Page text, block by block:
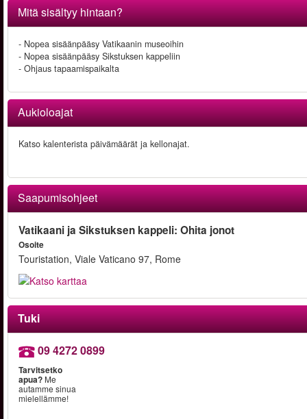
Mitä sisältyy hintaan?
- Nopea sisäänpääsy Vatikaanin museoihin
- Nopea sisäänpääsy Sikstuksen kappeliin
- Ohjaus tapaamispaikalta
Aukioloajat
Katso kalenterista päivämäärät ja kellonajat.
Saapumisohjeet
Vatikaani ja Sikstuksen kappeli: Ohita jonot
Osoite
Touristation, Viale Vaticano 97, Rome
Tuki
09 4272 0899
Tarvitsetko
apua? Me
autamme sinua
mielellämme!